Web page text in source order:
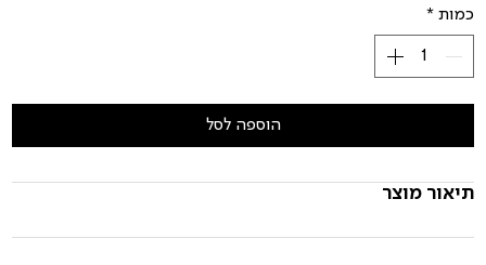
כמות *
הוספה לסל
תיאור מוצר